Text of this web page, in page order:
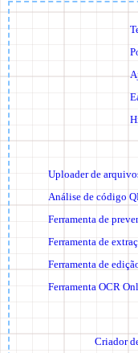
Uploader de
Análise de código
Ferramenta de
Ferramenta de
Ferramenta de
Ferramenta OCR
Criador